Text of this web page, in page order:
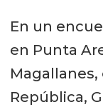
En un
en Punta
República,